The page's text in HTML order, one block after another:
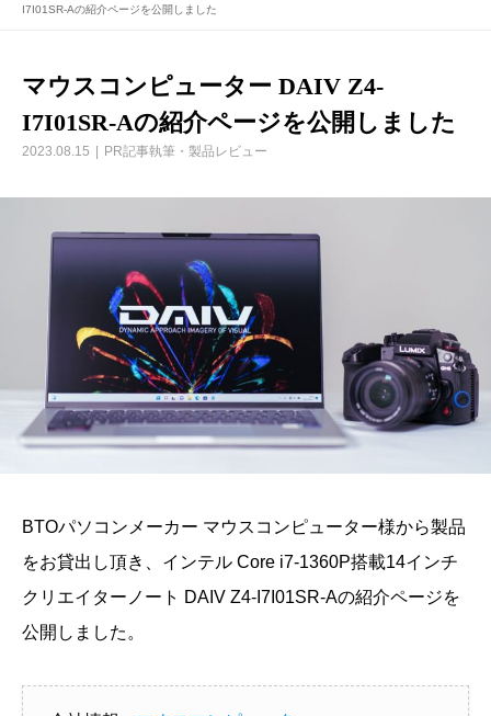
I7I01SR-Aの紹介ページを公開しました
マウスコンピューター DAIV Z4-
I7I01SR-Aの紹介ページを公開しました
2023.08.15 PR記事執筆・製品レビュー
BTOパソコンメーカー マウスコンピューター様から製品
をお貸出し頂き、インテル Core i7-1360P搭載14インチ
クリエイターノート DAIV Z4-I7I01SR-Aの紹介ページを
公開しました。